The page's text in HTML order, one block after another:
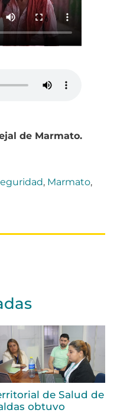
de Marmato.
, Marmato,
de Salud de
obtuvo